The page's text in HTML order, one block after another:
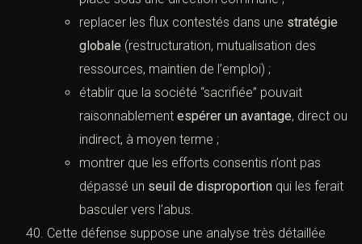
replacer les flux contestés dans une stratégie
globale (restructuration, mutualisation des
ressources, maintien de l’emploi) ;
établir que la société “sacrifiée” pouvait
raisonnablement espérer un avantage, direct ou
indirect, à moyen terme ;
montrer que les efforts consentis n’ont pas
dépassé un seuil de disproportion qui les ferait
basculer vers l’abus.
Cette défense suppose une analyse très détaillée